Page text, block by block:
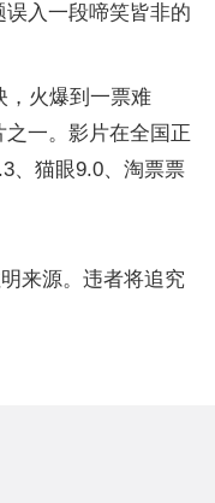
入一段啼笑皆非的
，火爆到一票难
一。影片在全国正
、猫眼9.0、淘票票
来源。违者将追究